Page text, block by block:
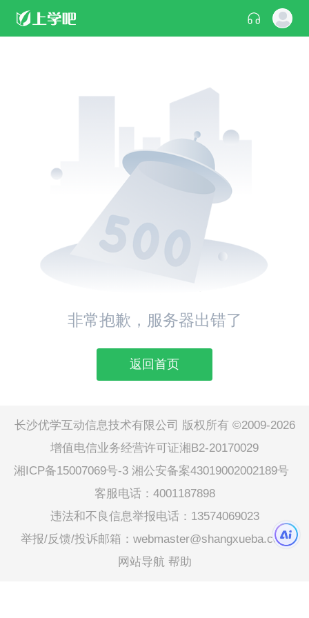
非常抱歉，服务器出错了
返回首页
长沙优学互动信息技术有限公司 版权所有 ©2009-2026
增值电信业务经营许可证湘B2-20170029
湘ICP备15007069号-3 湘公安备案43019002002189号
客服电话：4001187898
违法和不良信息举报电话：13574069023
举报/反馈/投诉邮箱：webmaster@shangxueba.com
网站导航 帮助